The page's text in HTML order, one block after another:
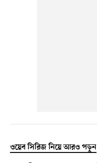
ওয়েব সিরিজ নিয়ে আরও পড়ুন